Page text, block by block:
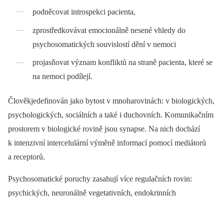
podněcovat introspekci pacienta,
zprostředkovávat emocionálně nesené vhledy do
psychosomatických souvislostí dění v nemoci
projasňovat význam konfliktů na straně pacienta, které se
na nemoci podílejí.
Člověkjedefinován jako bytost v mnoharovinách: v biologických,
psychologických, sociálních a také i duchovních. Komunikačním
prostorem v biologické rovině jsou synapse. Na nich dochází
k intenzivní intercelulární výměně informací pomocí mediátorů
a receptorů.
Psychosomatické poruchy zasahují více regulačních rovin:
psychických, neuronálně vegetativních, endokrinních